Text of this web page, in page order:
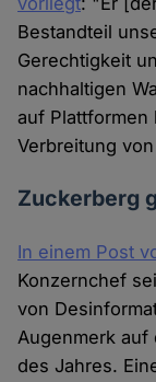
Bestandteil
Gerechtigkeit
nachhaltigen
auf Plattformen
Verbreitung
Zuckerberg
In einem Post
Konzernchef
von
Augenmerk auf
des Jahres.